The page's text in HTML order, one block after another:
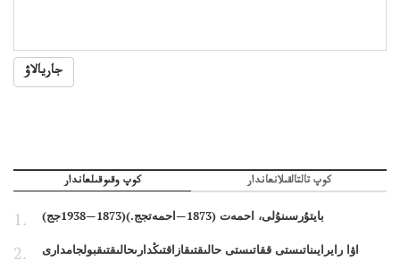
جاريالاۋ
كوپ وقىوقىلعاندار كوپ تالتالقىلانعاندار
بايتۇرسىنۇلى، احمەت (1873—احمەتجج.)(1873—1938جج)
اۋا رايرايىناتىستى ققاتىستى حالىقتىقازاقتىڭدارىحالىقتىقبولجامدارى